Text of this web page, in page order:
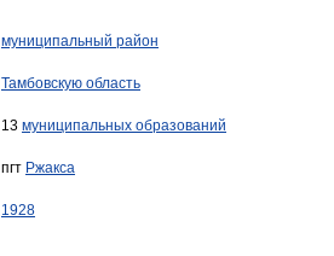
муниципальный район
Тамбовскую область
13 муниципальных образований
пгт Ржакса
1928